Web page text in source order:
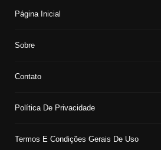
Página Inicial
Sobre
Contato
Política De Privacidade
Termos E Condições Gerais De Uso